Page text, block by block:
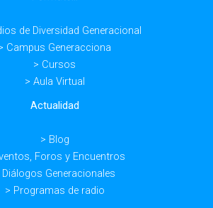
de Diversidad Generacional
Campus Generacciona
> Cursos
> Aula Virtual
Actualidad
> Blog
Foros y Encuentros
Diálogos Generacionales
> Programas de radio